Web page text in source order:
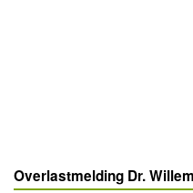
Overlastmelding Dr.